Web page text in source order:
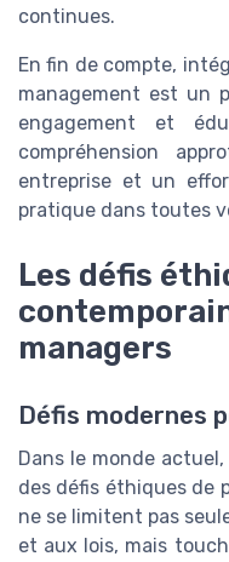
continues.
En fin de compte,
management est un
engagement et
compréhension
entreprise et un
pratique dans toutes
Les défis
managers
Défis modernes
Dans le monde
des défis éthiques de
ne se limitent pas
et aux lois, mais